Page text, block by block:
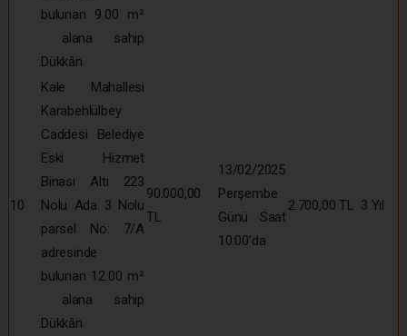
bulunan 9.00 m²
alana sahip
Dükkân
10
Kale Mahallesi
Karabehlülbey
Caddesi Belediye
Eski Hizmet
Binası Altı 223
Nolu Ada 3 Nolu
parsel No: 7/A
adresinde
bulunan 12.00 m²
alana sahip
Dükkân
90.000,00
TL
13/02/2025
Perşembe
Günü Saat
10:00’da
2.700,00 TL 3 Yıl